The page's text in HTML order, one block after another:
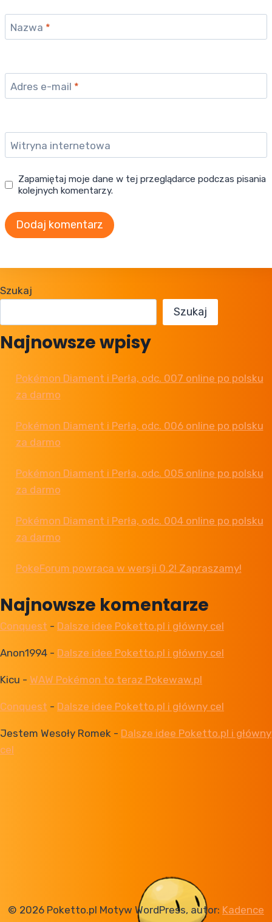
Nazwa *
Adres e-mail *
Witryna internetowa
Zapamiętaj moje dane w tej przeglądarce podczas pisania
kolejnych komentarzy.
Szukaj
Szukaj
Najnowsze wpisy
Pokémon Diament i Perła, odc. 007 online po polsku
za darmo
Pokémon Diament i Perła, odc. 006 online po polsku
za darmo
Pokémon Diament i Perła, odc. 005 online po polsku
za darmo
Pokémon Diament i Perła, odc. 004 online po polsku
za darmo
PokeForum powraca w wersji 0.2! Zapraszamy!
Najnowsze komentarze
Conquest - Dalsze idee Poketto.pl i główny cel
Anon1994 - Dalsze idee Poketto.pl i główny cel
Kicu - WAW Pokémon to teraz Pokewaw.pl
Conquest - Dalsze idee Poketto.pl i główny cel
Jestem Wesoły Romek - Dalsze idee Poketto.pl i główny
cel
© 2026 Poketto.pl Motyw WordPress, autor: Kadence